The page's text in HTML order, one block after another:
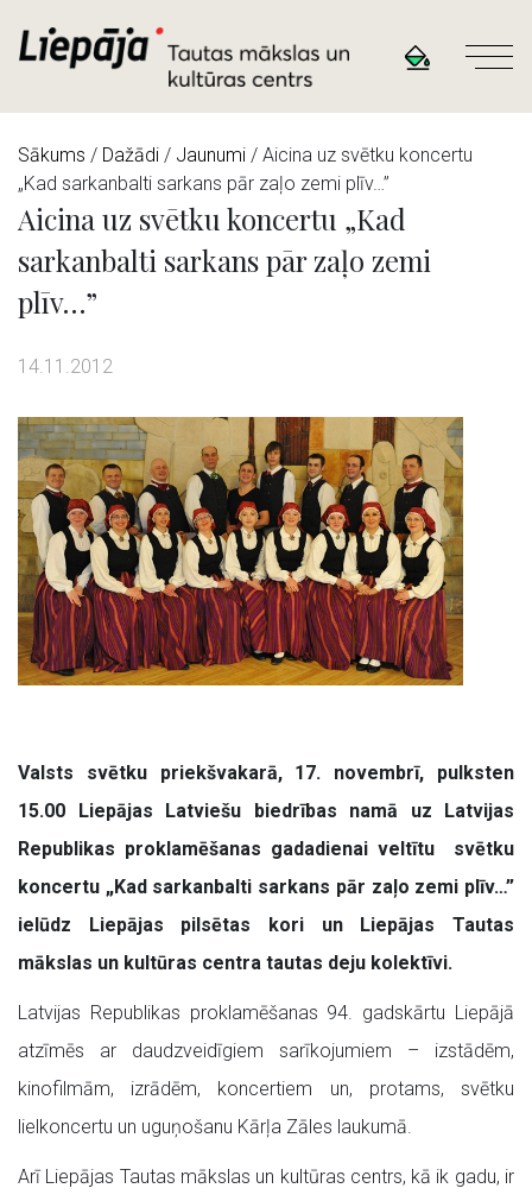
Sākums / Dažādi / Jaunumi / Aicina uz svētku koncertu
„Kad sarkanbalti sarkans pār zaļo zemi plīv…”
Aicina uz svētku koncertu „Kad
sarkanbalti sarkans pār zaļo zemi
plīv…”
14.11.2012
Valsts svētku priekšvakarā, 17. novembrī, pulksten
15.00 Liepājas Latviešu biedrības namā uz Latvijas
Republikas proklamēšanas gadadienai veltītu svētku
koncertu „Kad sarkanbalti sarkans pār zaļo zemi plīv…”
ielūdz Liepājas pilsētas kori un Liepājas Tautas
mākslas un kultūras centra tautas deju kolektīvi.
Latvijas Republikas proklamēšanas 94. gadskārtu Liepājā
atzīmēs ar daudzveidīgiem sarīkojumiem – izstādēm,
kinofilmām, izrādēm, koncertiem un, protams, svētku
lielkoncertu un uguņošanu Kārļa Zāles laukumā.
Arī Liepājas Tautas mākslas un kultūras centrs, kā ik gadu, ir